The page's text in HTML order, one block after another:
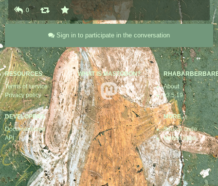
0
Sign in to participate in the conversation
RESOURCES
Terms of service
Privacy policy
DEVELOPERS
Documentation
API
WHAT IS MASTODON?
About
v3.5.19
MORE…
Source code
Mobile apps